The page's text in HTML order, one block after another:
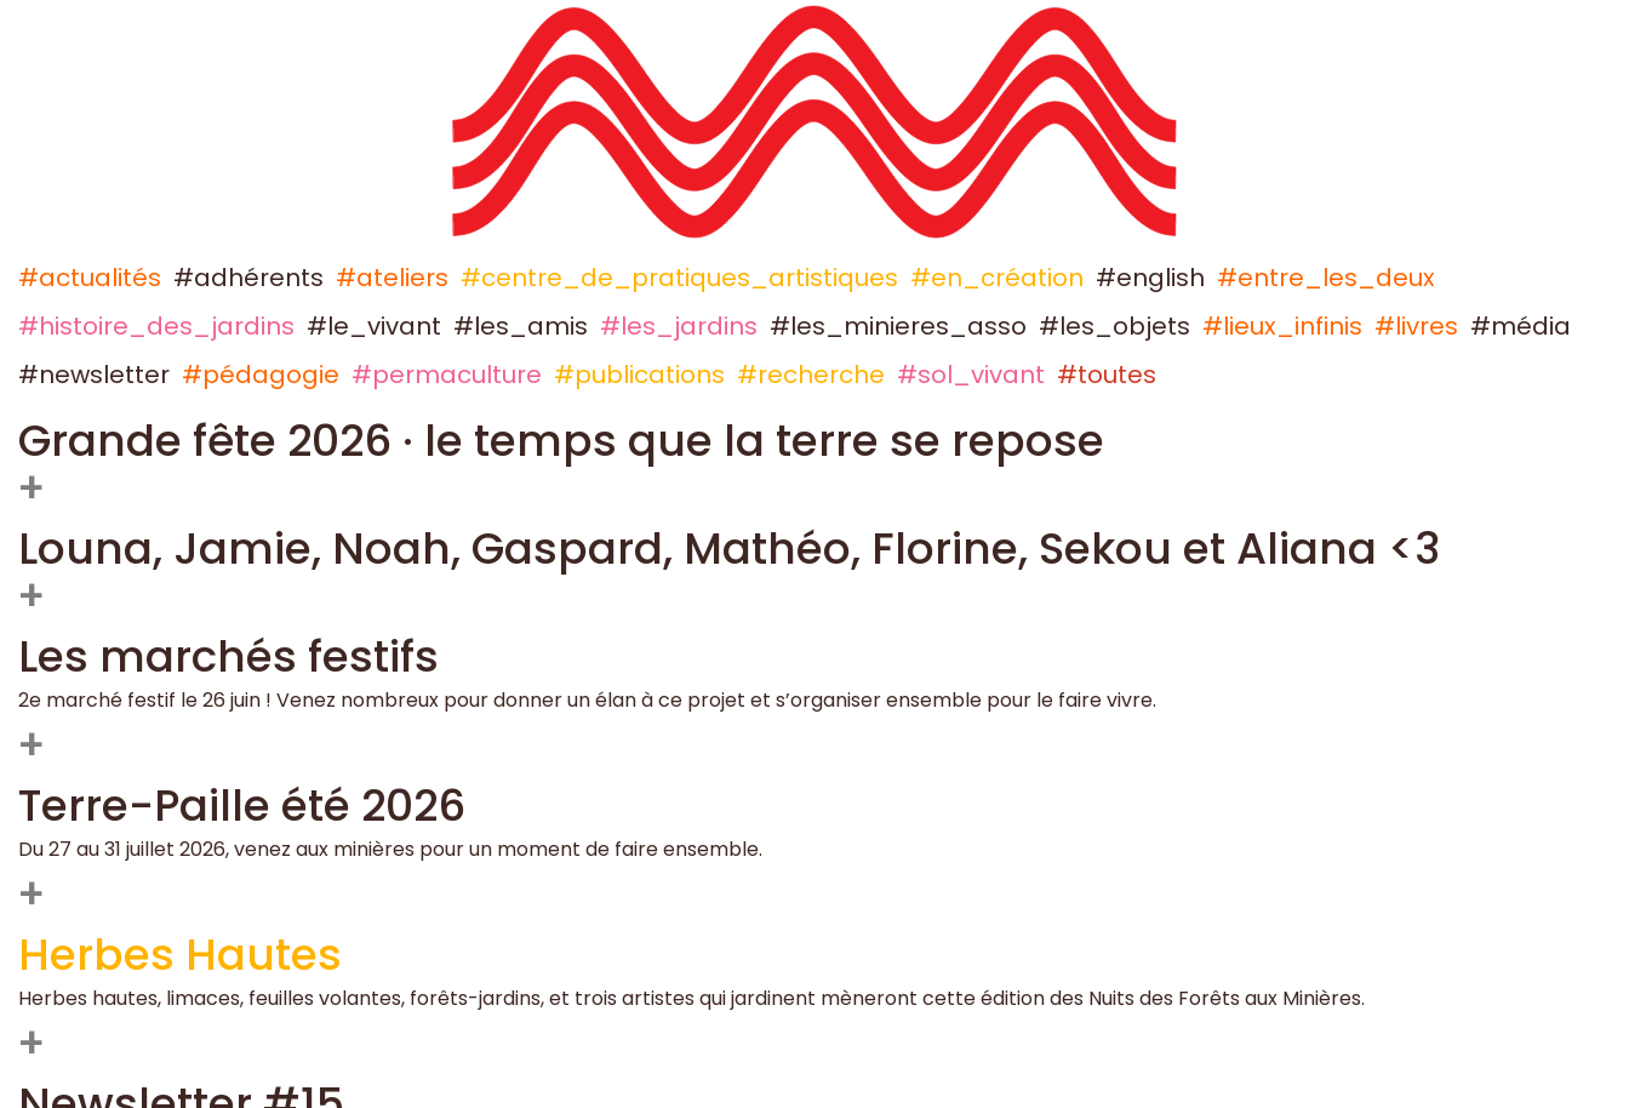
#actualités #adhérents #ateliers #centre_de_pratiques_artistiques #en_création #english #entre_les_deux
#histoire_des_jardins #le_vivant #les_amis #les_jardins #les_minieres_asso #les_objets #lieux_infinis #livres #média
#newsletter #pédagogie #permaculture #publications #recherche #sol_vivant #toutes
Grande fête 2026 · le temps que la terre se repose
+
Louna, Jamie, Noah, Gaspard, Mathéo, Florine, Sekou et Aliana <3
+
Les marchés festifs
2e marché festif le 26 juin ! Venez nombreux pour donner un élan à ce projet et s’organiser ensemble pour le faire vivre.
+
Terre-Paille été 2026
Du 27 au 31 juillet 2026, venez aux minières pour un moment de faire ensemble.
+
Herbes Hautes
Herbes hautes, limaces, feuilles volantes, forêts-jardins, et trois artistes qui jardinent mèneront cette édition des Nuits des Forêts aux Minières.
+